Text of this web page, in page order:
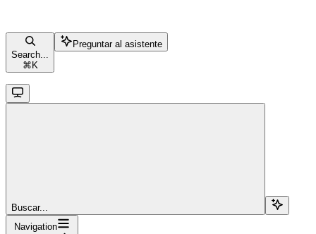
Search...
⌘ K
Preguntar al asistente
Buscar...
Navigation